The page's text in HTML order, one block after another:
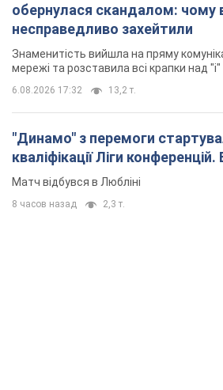
обернулася скандалом: чому
несправедливо захейтили
Знаменитість вийшла на пряму
мережі та розставила всі крапки над "і"
6.08.2026 17:32 13,2 т.
"Динамо" з перемоги
кваліфікації Ліги конференцій.
Матч відбувся в Любліні
8 часов назад 2,3 т.